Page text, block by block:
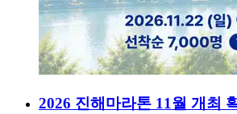
2026 진해마라톤 11월 개최